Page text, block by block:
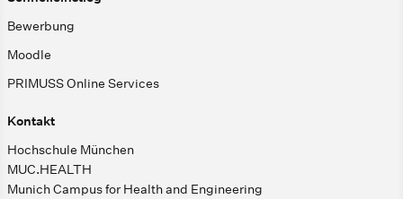
Bewerbung
Moodle
PRIMUSS Online Services
Kontakt
Hochschule München
MUC.HEALTH
Munich Campus for Health and Engineering